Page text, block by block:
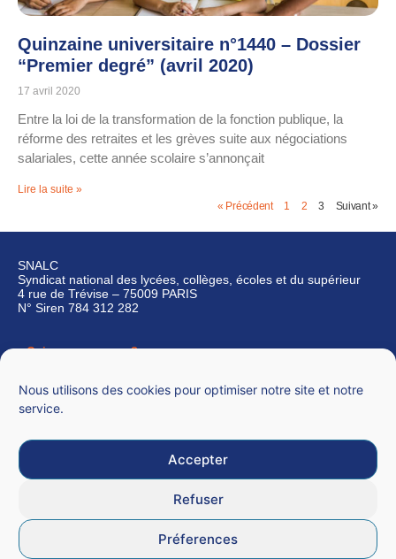
Nous utilisons des cookies pour optimiser notre site et notre
service.
Accepter
Refuser
Préferences
Quinzaine universitaire n°1440 – Dossier
“Premier degré” (avril 2020)
17 avril 2020
Entre la loi de la transformation de la fonction publique, la
réforme des retraites et les grèves suite aux négociations
salariales, cette année scolaire s’annonçait
Lire la suite »
« Précédent
1 2 3 Suivant »
SNALC
Syndicat national des lycées, collèges, écoles et du supérieur
4 rue de Trévise – 75009 PARIS
N° Siren 784 312 282
Qui sommes-nous ?
CGU